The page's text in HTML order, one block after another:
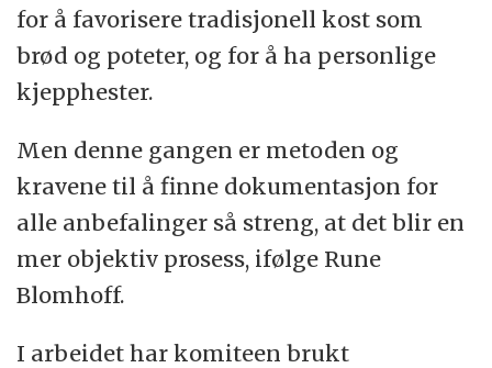
for å favorisere tradisjonell kost som
brød og poteter, og for å ha personlige
kjepphester.
Men denne gangen er metoden og
kravene til å finne dokumentasjon for
alle anbefalinger så streng, at det blir en
mer objektiv prosess, ifølge Rune
Blomhoff.
I arbeidet har komiteen brukt